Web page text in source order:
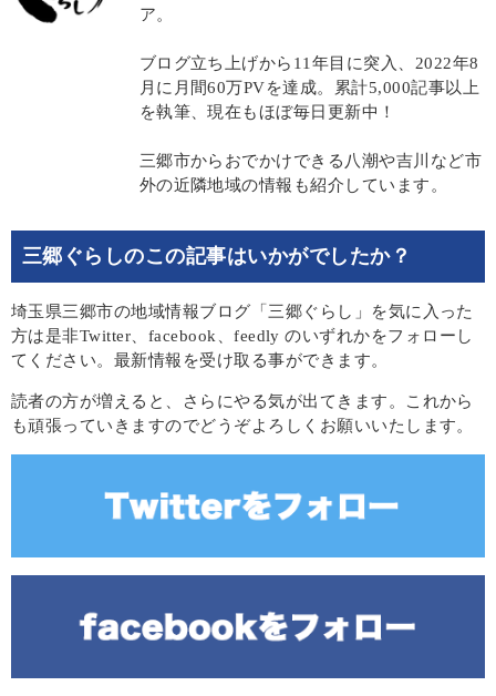
ア。
ブログ立ち上げから11年目に突入、2022年8
月に月間60万PVを達成。累計5,000記事以上
を執筆、現在もほぼ毎日更新中！
三郷市からおでかけできる八潮や吉川など市
外の近隣地域の情報も紹介しています。
三郷ぐらしのこの記事はいかがでしたか？
埼玉県三郷市の地域情報ブログ「三郷ぐらし」を気に入った
方は是非Twitter、facebook、feedly のいずれかをフォローし
てください。最新情報を受け取る事ができます。
読者の方が増えると、さらにやる気が出てきます。これから
も頑張っていきますのでどうぞよろしくお願いいたします。